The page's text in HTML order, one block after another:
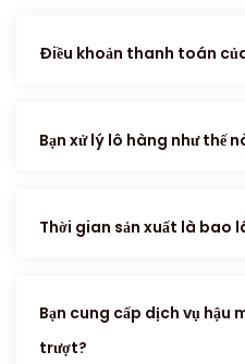
Điều khoản thanh toán
Bạn xử lý lô hàng như thế
Thời gian sản xuất là bao
Bạn cung cấp dịch vụ hậu
trượt?